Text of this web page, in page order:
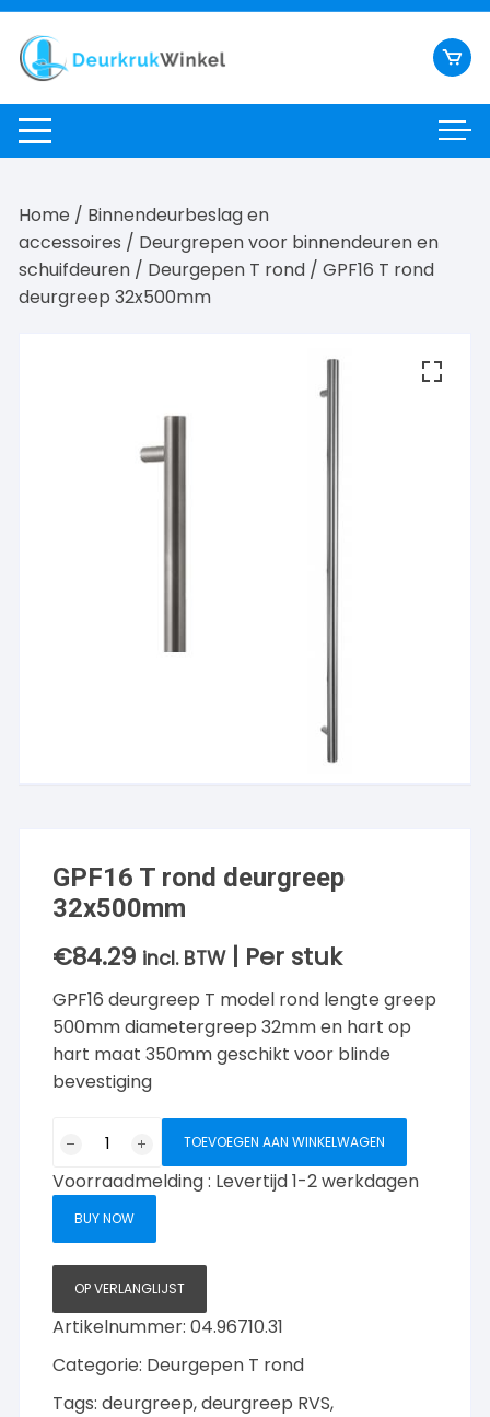
Ga
naar
inhoud
Home / Binnendeurbeslag en
accessoires / Deurgrepen voor binnendeuren en
schuifdeuren / Deurgepen T rond / GPF16 T rond
deurgreep 32x500mm
GPF16 T rond deurgreep
32x500mm
€84.29 incl. BTW | Per stuk
GPF16 deurgreep T model rond lengte greep
500mm diametergreep 32mm en hart op
hart maat 350mm geschikt voor blinde
bevestiging
rond
deurgreep
aantal
TOEVOEGEN AAN WINKELWAGEN
Voorraadmelding : Levertijd 1-2 werkdagen
BUY NOW
OP VERLANGLIJST
Artikelnummer:04.96710.31
Categorie: Deurgepen T rond
Tags:deurgreep,deurgreep RVS,